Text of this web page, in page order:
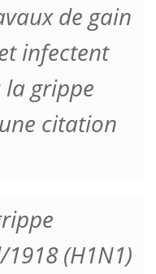
de gain
infectent
la grippe
citation
(H1N1)